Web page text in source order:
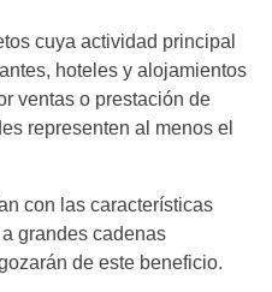
cuya actividad principal
hoteles y alojamientos
ventas o prestación de
representen al menos el
con las características
grandes cadenas
de este beneficio.